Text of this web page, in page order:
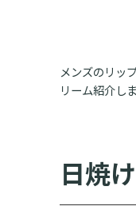
メンズのリッ
リーム紹介し
日焼